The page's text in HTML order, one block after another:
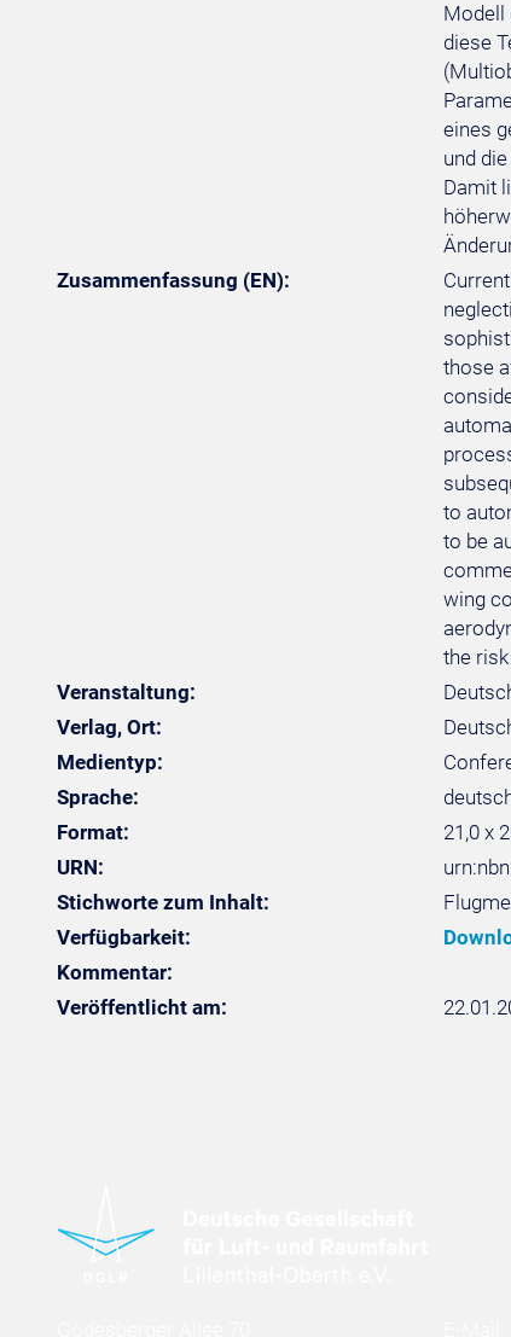
Modell
diese
eines
und
Damit
Zusammenfassung (EN):
those
to
to be
wing
the
Veranstaltung:
Verlag, Ort:
Medientyp:
Sprache:
Format:
21,0 x
URN:
Stichworte zum Inhalt:
Verfügbarkeit:
Kommentar:
Veröffentlicht am: